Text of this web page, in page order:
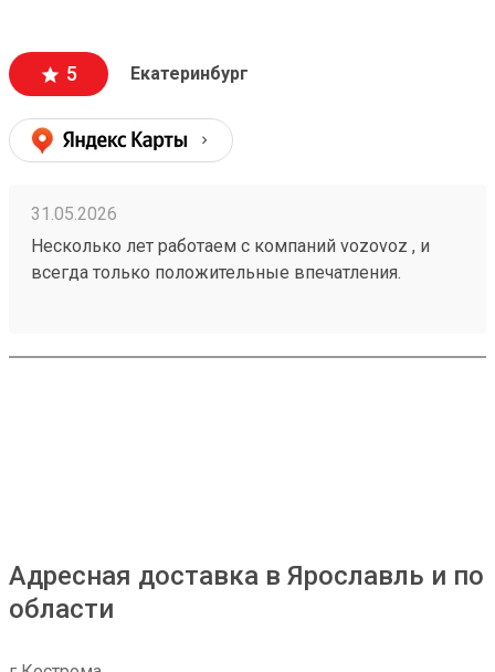
сохранности , и сотрудники аккуратны при загрузке
, выгрузке 🙌🏻 Заказ 260502771
5 Екатеринбург
31.05.2026
Несколько лет работаем с компаний vozovoz , и
всегда только положительные впечатления.
можно посмотреть всю интересующую
Адресная доставка в Ярославль и по
области